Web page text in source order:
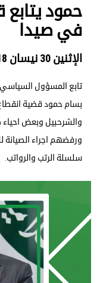
حمود يتابع
في صيدا
الإثنين 30 نيسان 2018
تابع المسؤول السياسي
بسام حمود قضية
والشرحبيل وبعض
ورفضهم اجراء
سلسلة الرتب والرواتب.